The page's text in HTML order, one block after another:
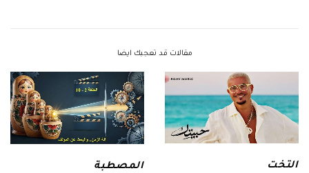
مقالات قد تعجبك ايضا
التخت المصطبة